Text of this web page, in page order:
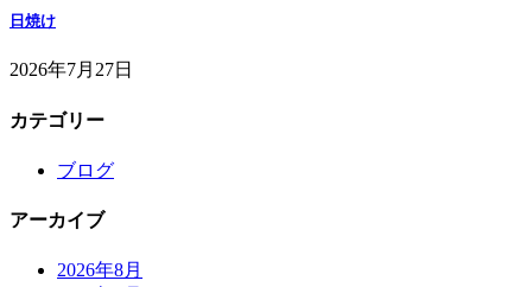
日焼け
2026年7月27日
カテゴリー
ブログ
アーカイブ
2026年8月